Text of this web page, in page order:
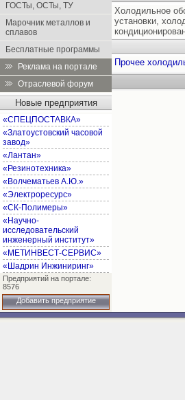
ГОСТы, ОСТы, ТУ
Марочник металлов и
сплавов
Бесплатные программы
Реклама на портале
Отраслевой форум
Новые предприятия
«СПЕЦПОСТАВКА»
«Златоустовский часовой
завод»
«Лантан»
«Резинотехника»
«Волчематьев А.Ю.»
«Электроресурс»
«СК-Полимеры»
«Научно-
исследовательский
инженерный институт»
«МЕТИНВЕСТ-СЕРВИС»
«Шадрин Инжиниринг»
Предприятий на портале:
8576
Добавить предприятие
Холодильное
установки,
Прочее